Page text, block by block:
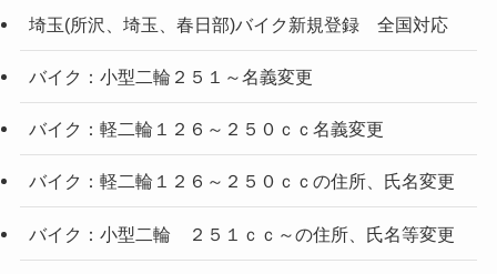
埼玉(所沢、埼玉、春日部)バイク新規登録 全国対応
バイク：小型二輪２５１～名義変更
バイク：軽二輪１２６～２５０ｃｃ名義変更
バイク：軽二輪１２６～２５０ｃｃの住所、氏名変更
バイク：小型二輪 ２５１ｃｃ～の住所、氏名等変更